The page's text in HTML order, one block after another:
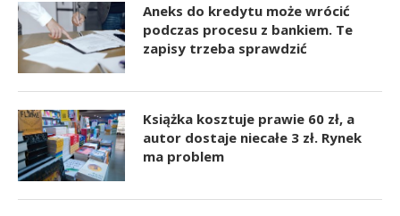
Aneks do kredytu może wrócić
podczas procesu z bankiem. Te
zapisy trzeba sprawdzić
Książka kosztuje prawie 60 zł, a
autor dostaje niecałe 3 zł. Rynek
ma problem